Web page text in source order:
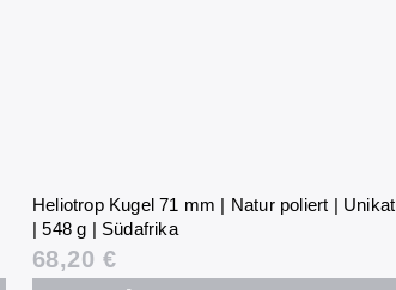
Heliotrop Kugel 71 mm | Natur poliert | Unikat
| 548 g | Südafrika
68,20 €